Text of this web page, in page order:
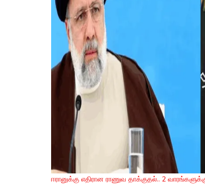
ஈரானுக்கு எதிரான ராணுவ தாக்குதல்.. 2